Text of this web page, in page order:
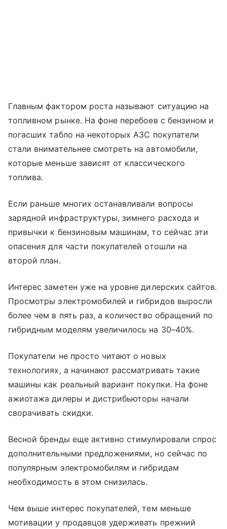
Главным фактором роста называют ситуацию на
топливном рынке. На фоне перебоев с бензином и
погасших табло на некоторых АЗС покупатели
стали внимательнее смотреть на автомобили,
которые меньше зависят от классического
топлива.
Если раньше многих останавливали вопросы
зарядной инфраструктуры, зимнего расхода и
привычки к бензиновым машинам, то сейчас эти
опасения для части покупателей отошли на
второй план.
Интерес заметен уже на уровне дилерских сайтов.
Просмотры электромобилей и гибридов выросли
более чем в пять раз, а количество обращений по
гибридным моделям увеличилось на 30–40%.
Покупатели не просто читают о новых
технологиях, а начинают рассматривать такие
машины как реальный вариант покупки. На фоне
ажиотажа дилеры и дистрибьюторы начали
сворачивать скидки.
Весной бренды еще активно стимулировали спрос
дополнительными предложениями, но сейчас по
популярным электромобилям и гибридам
необходимость в этом снизилась.
Чем выше интерес покупателей, тем меньше
мотивации у продавцов удерживать прежний